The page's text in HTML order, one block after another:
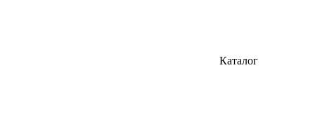
Каталог